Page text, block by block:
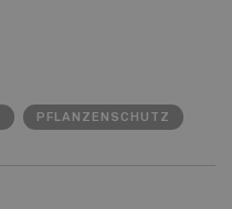
PFLANZENSCHUTZ